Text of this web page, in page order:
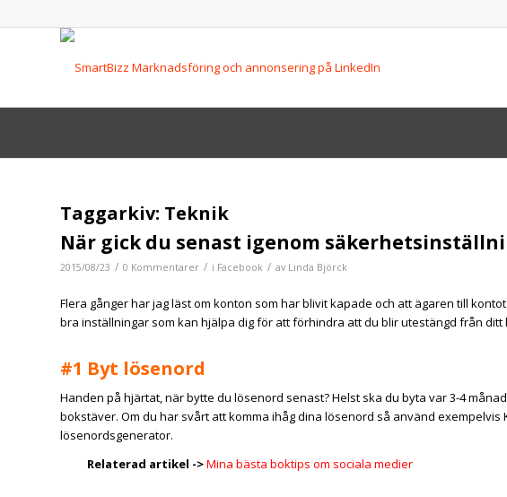
Taggarkiv: Teknik
När gick du senast igenom
2015/08/23 / 0 Kommentarer / i Facebook / av Linda Björck
Flera gånger har jag läst om konton som har blivit kapade och att ägaren till
bra inställningar som kan hjälpa dig för att förhindra att du blir utestängd från ditt
#1 Byt lösenord
Handen på hjärtat, när bytte du lösenord senast? Helst ska du byta var 3-4
bokstäver. Om du har svårt att komma ihåg dina lösenord så använd exempelvis
lösenordsgenerator.
Relaterad artikel ->Mina bästa boktips om sociala medier